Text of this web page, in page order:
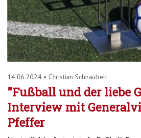
14.06.2024 • Christian Schnaubelt
"Fußball und der liebe
Interview mit
Pfeffer